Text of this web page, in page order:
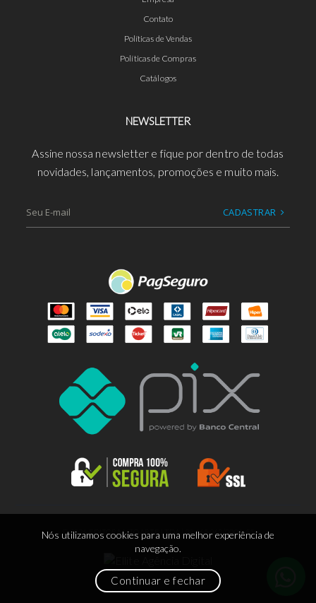
Contato
Políticas de Vendas
Políticas de Compras
Catálogos
NEWSLETTER
Assine nossa newsletter e fique por dentro de todas
novidades, lançamentos, promoções e muito mais.
CADASTRAR
© 2026 EDITORA LITOARTE LTDA | 88.665.963/0001-55
Nós utilizamos cookies para uma melhor experiência de
navegação.
Continuar e fechar